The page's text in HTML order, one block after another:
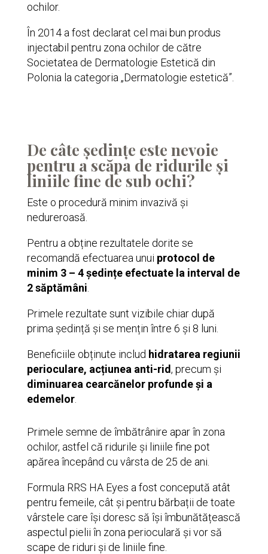
ochilor.
În 2014 a fost declarat cel mai bun produs
injectabil pentru zona ochilor de către
Societatea de Dermatologie Estetică din
Polonia la categoria „Dermatologie estetică”.
De câte ședințe este nevoie
pentru a scăpa de ridurile și
liniile fine de sub ochi?
Este o procedură minim invazivă și
nedureroasă.
Pentru a obține rezultatele dorite se
recomandă efectuarea unui protocol de
minim 3 – 4 ședințe efectuate la interval de
2 săptămâni
Primele rezultate sunt vizibile chiar după
prima ședință și se mențin între 6 și 8 luni.
Beneficiile obținute includ hidratarea regiunii
perioculare, acțiunea anti-rid, precum și
diminuarea cearcănelor profunde și a
edemelor.
Primele semne de îmbătrânire apar în zona
ochilor, astfel că ridurile și liniile fine pot
apărea începând cu vârsta de 25 de ani.
Formula RRS HA Eyes a fost concepută atât
pentru femeile, cât și pentru bărbații de toate
vârstele care își doresc să își îmbunătățească
aspectul pielii în zona perioculară și vor să
scape de riduri și de liniile fine.